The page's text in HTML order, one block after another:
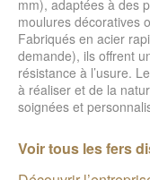
mm), adaptées à des
moulures décoratives
Fabriqués en acier
demande), ils offrent
résistance à l’usure.
à réaliser et de la
soignées et
Voir tous les fers